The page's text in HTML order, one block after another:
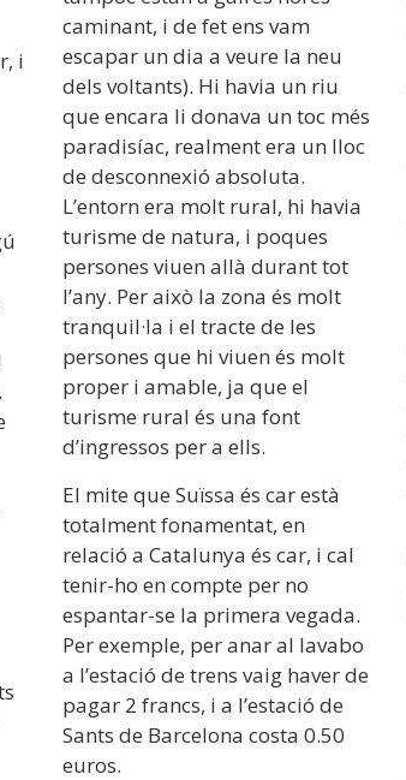
i
caminant, i de fet ens vam
escapar un dia a veure la neu
dels voltants). Hi havia un riu
que encara li donava un toc més
paradisíac, realment era un lloc
de desconnexió absoluta.
L’entorn era molt rural, hi havia
turisme de natura, i poques
persones viuen allà durant tot
l’any. Per això la zona és molt
tranquil·la i el tracte de les
persones que hi viuen és molt
proper i amable, ja que el
turisme rural és una font
d’ingressos per a ells.
El mite que Suïssa és car està
totalment fonamentat, en
relació a Catalunya és car, i cal
tenir-ho en compte per no
espantar-se la primera vegada.
Per exemple, per anar al lavabo
a l’estació de trens vaig haver de
pagar 2 francs, i a l’estació de
Sants de Barcelona costa 0.50
euros.